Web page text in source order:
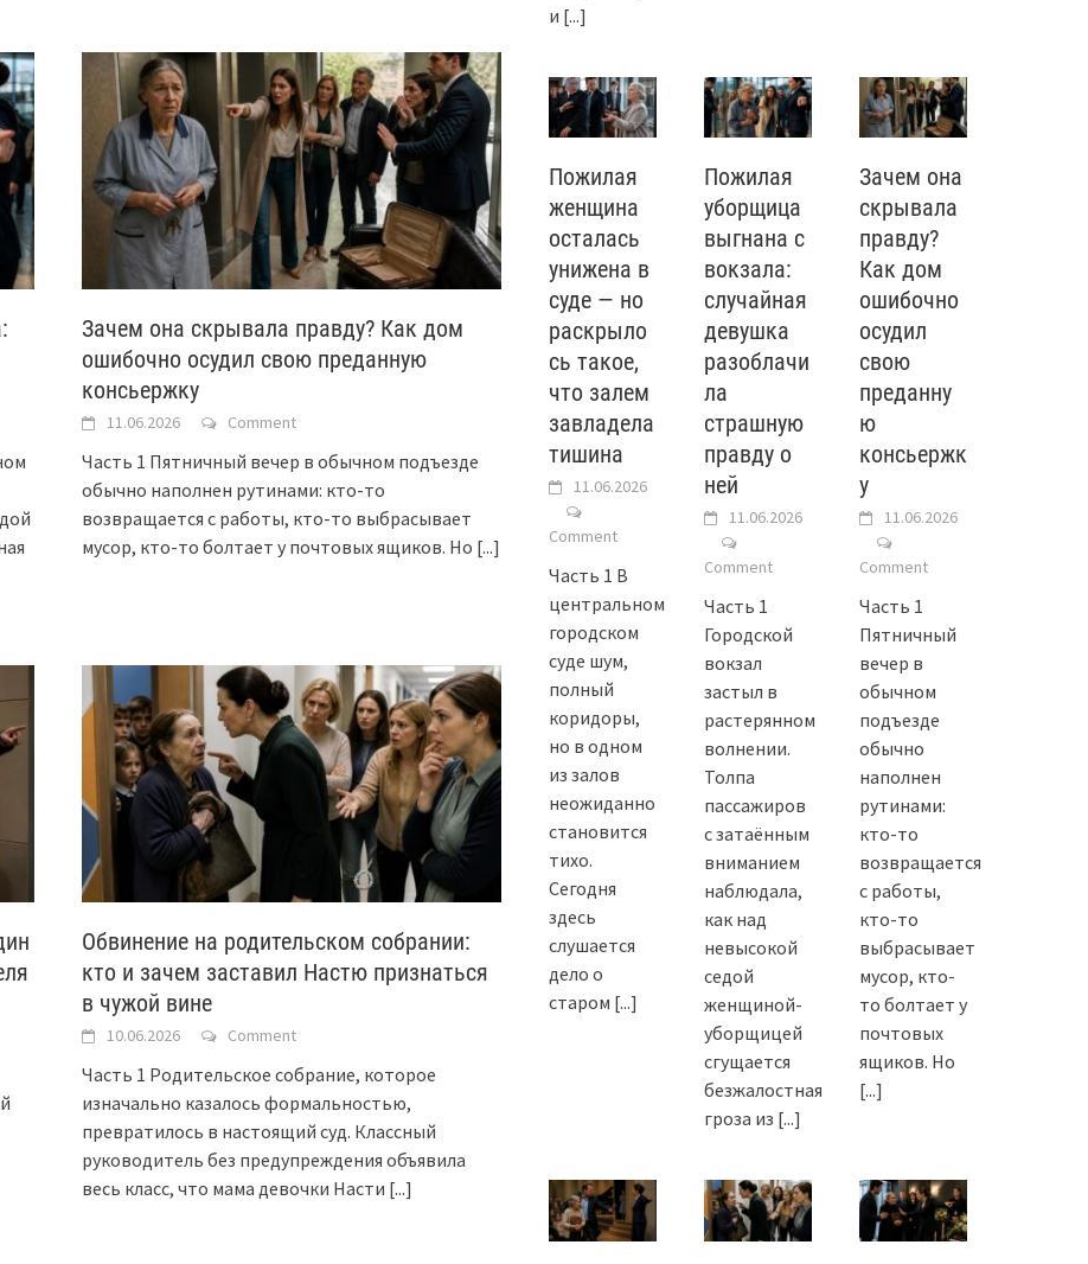
Зачем она скрывала правду? Как дом
ошибочно осудил свою преданную
консьержку
11.06.2026 Comment
Часть 1 Пятничный вечер в обычном подъезде
обычно наполнен рутинами: кто-то
возвращается с работы, кто-то выбрасывает
мусор, кто-то болтает у почтовых ящиков. Но [...]
Обвинение на родительском собрании:
кто и зачем заставил Настю признаться
в чужой вине
10.06.2026 Comment
Часть 1 Родительское собрание, которое
изначально казалось формальностью,
превратилось в настоящий суд. Классный
руководитель без предупреждения объявила
весь класс, что мама девочки Насти [...]
и [...]
Пожилая
женщина
осталась
унижена в
суде — но
раскрыло
сь такое,
что залем
завладела
тишина
11.06.2026
Comment
Часть 1 В
центральном
городском
суде шум,
полный
коридоры,
но в одном
из залов
неожиданно
становится
тихо.
Сегодня
здесь
слушается
дело о
старом [...]
Пожилая
уборщица
выгнана с
вокзала:
случайная
девушка
разоблачи
ла
страшную
правду о
ней
11.06.2026
Comment
Часть 1
Городской
вокзал
застыл в
растерянном
волнении.
Толпа
пассажиров
с затаённым
вниманием
наблюдала,
как над
невысокой
седой
женщиной-
уборщицей
сгущается
безжалостная
гроза из [...]
Зачем она
скрывала
правду?
Как дом
ошибочно
осудил
свою
преданну
ю
консьержк
у
11.06.2026
Comment
Часть 1
Пятничный
вечер в
обычном
подъезде
обычно
наполнен
рутинами:
кто-то
возвращается
с работы,
кто-то
выбрасывает
мусор, кто-
то болтает у
почтовых
ящиков. Но
[...]